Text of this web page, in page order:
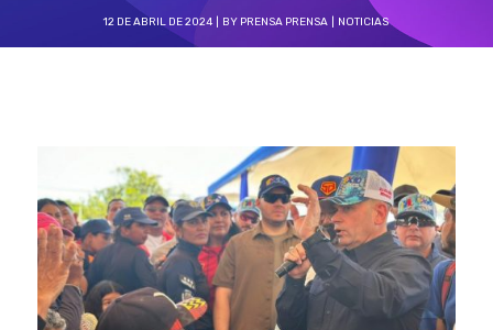
12 DE ABRIL DE 2024 BY PRENSA PRENSA NOTICIAS